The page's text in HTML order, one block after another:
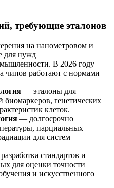
требующие эталонов
на нанометровом и
для нужд
В 2026 году
чипов работают с нормами
— эталоны для
биомаркеров, генетических
клеток.
— долгосрочно
парциальных
для систем
стандартов и
для оценки точности
и искусственного